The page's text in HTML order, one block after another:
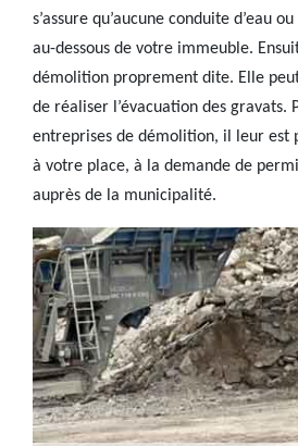
s’assure qu’aucune conduite d’eau
au-dessous de votre immeuble.
démolition proprement dite. Elle
de réaliser l’évacuation des gravats.
entreprises de démolition, il leur est
à votre place, à la demande de
auprès de la municipalité.